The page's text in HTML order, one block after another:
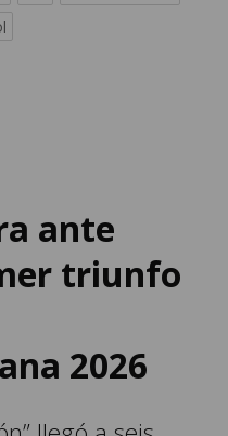
ante
triunfo
2026